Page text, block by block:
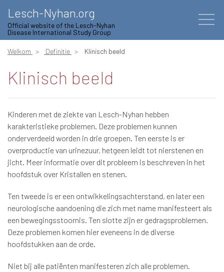
Lesch-Nyhan.org
Official website of the Lesch-Nyhan
Disease International Study Group
Welkom Definitie Klinisch beeld
Klinisch beeld
Kinderen met de ziekte van Lesch-Nyhan hebben
karakteristieke problemen. Deze problemen kunnen
onderverdeeld worden in drie groepen. Ten eerste is er
overproductie van urinezuur, hetgeen leidt tot nierstenen en
jicht. Meer informatie over dit probleem is beschreven in het
hoofdstuk over Kristallen en stenen.
Ten tweede is er een ontwikkelingsachterstand, en later een
neurologische aandoening die zich met name manifesteert als
een bewegingsstoornis. Ten slotte zijn er gedragsproblemen.
Deze problemen komen hier eveneens in de diverse
hoofdstukken aan de orde.
Niet bij alle patiënten manifesteren zich alle problemen.